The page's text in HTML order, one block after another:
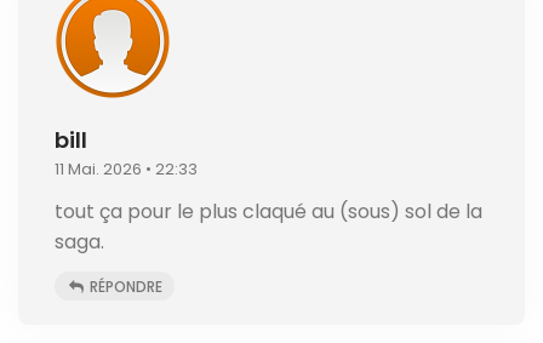
bill
11 Mai. 2026 • 22:33
tout ça pour le plus claqué au (sous) sol de la
saga.
RÉPONDRE